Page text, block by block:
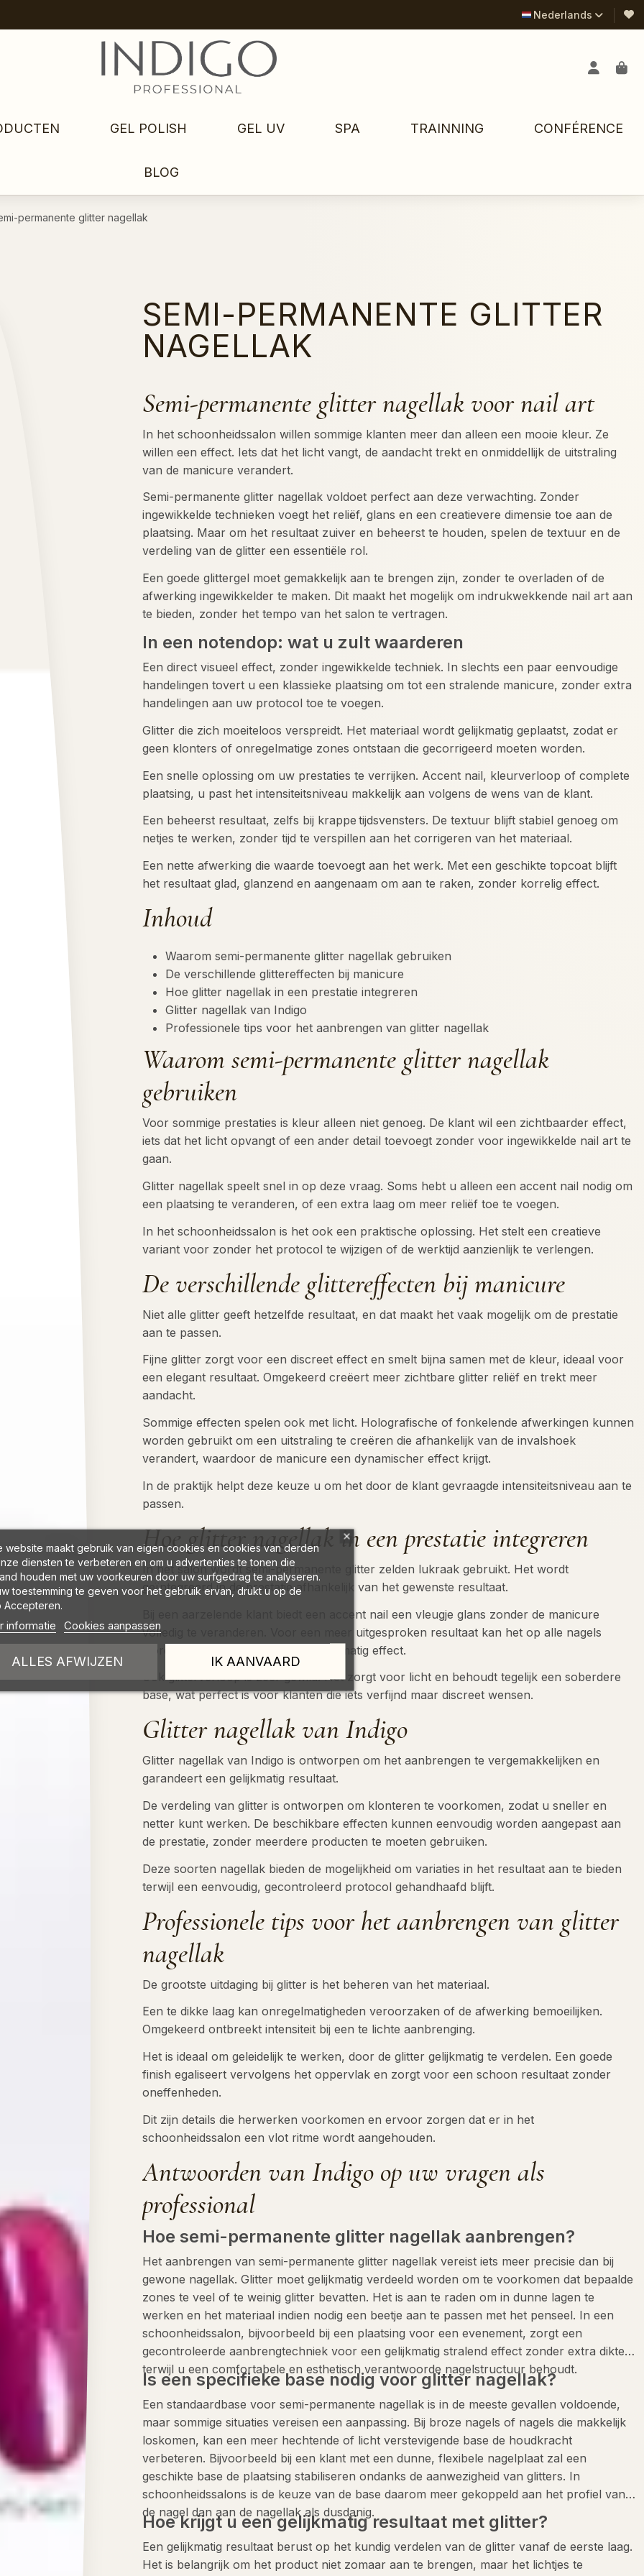
Nederlands
GEL POLISH GEL UV SPA TRAINNING CONFÉRENCE
BLOG
permanente glitter nagellak
SEMI-PERMANENTE GLITTER
NAGELLAK
Semi-permanente glitter nagellak voor nail art
In het schoonheidssalon willen sommige klanten meer dan alleen een mooie kleur. Ze
willen een effect. Iets dat het licht vangt, de aandacht trekt en onmiddellijk de uitstraling
van de manicure verandert.
Semi-permanente glitter nagellak voldoet perfect aan deze verwachting. Zonder
ingewikkelde technieken voegt het reliëf, glans en een creatievere dimensie toe aan de
plaatsing. Maar om het resultaat zuiver en beheerst te houden, spelen de textuur en de
verdeling van de glitter een essentiële rol.
Een goede glittergel moet gemakkelijk aan te brengen zijn, zonder te overladen of de
afwerking ingewikkelder te maken. Dit maakt het mogelijk om indrukwekkende nail art aan
te bieden, zonder het tempo van het salon te vertragen.
In een notendop: wat u zult waarderen
Een direct visueel effect, zonder ingewikkelde techniek. In slechts een paar eenvoudige
handelingen tovert u een klassieke plaatsing om tot een stralende manicure, zonder extra
handelingen aan uw protocol toe te voegen.
Glitter die zich moeiteloos verspreidt. Het materiaal wordt gelijkmatig geplaatst, zodat er
geen klonters of onregelmatige zones ontstaan die gecorrigeerd moeten worden.
Een snelle oplossing om uw prestaties te verrijken. Accent nail, kleurverloop of complete
plaatsing, u past het intensiteitsniveau makkelijk aan volgens de wens van de klant.
Een beheerst resultaat, zelfs bij krappe tijdsvensters. De textuur blijft stabiel genoeg om
netjes te werken, zonder tijd te verspillen aan het corrigeren van het materiaal.
Een nette afwerking die waarde toevoegt aan het werk. Met een geschikte topcoat blijft
het resultaat glad, glanzend en aangenaam om aan te raken, zonder korrelig effect.
Inhoud
Waarom semi-permanente glitter nagellak gebruiken
De verschillende glittereffecten bij manicure
Hoe glitter nagellak in een prestatie integreren
Glitter nagellak van Indigo
Professionele tips voor het aanbrengen van glitter nagellak
Waarom semi-permanente glitter nagellak
gebruiken
Voor sommige prestaties is kleur alleen niet genoeg. De klant wil een zichtbaarder effect,
iets dat het licht opvangt of een ander detail toevoegt zonder voor ingewikkelde nail art te
gaan.
Glitter nagellak speelt snel in op deze vraag. Soms hebt u alleen een accent nail nodig om
een plaatsing te veranderen, of een extra laag om meer reliëf toe te voegen.
In het schoonheidssalon is het ook een praktische oplossing. Het stelt een creatieve
variant voor zonder het protocol te wijzigen of de werktijd aanzienlijk te verlengen.
De verschillende glittereffecten bij manicure
Niet alle glitter geeft hetzelfde resultaat, en dat maakt het vaak mogelijk om de prestatie
aan te passen.
Fijne glitter zorgt voor een discreet effect en smelt bijna samen met de kleur, ideaal voor
een elegant resultaat. Omgekeerd creëert meer zichtbare glitter reliëf en trekt meer
aandacht.
Sommige effecten spelen ook met licht. Holografische of fonkelende afwerkingen kunnen
worden gebruikt om een uitstraling te creëren die afhankelijk van de invalshoek
verandert, waardoor de manicure een dynamischer effect krijgt.
In de praktijk helpt deze keuze u om het door de klant gevraagde intensiteitsniveau aan te
passen.
Hoe glitter nagellak in een prestatie integreren
In het salon wordt semi-permanente glitter zelden lukraak gebruikt. Het wordt
geïntegreerd in de prestatie afhankelijk van het gewenste resultaat.
Bij een aarzelende klant biedt een accent nail een vleugje glans zonder de manicure
volledig te veranderen. Voor een meer uitgesproken resultaat kan het op alle nagels
worden aangebracht voor een gelijkmatig effect.
Ook glitterverloop is zeer gewild. Het zorgt voor licht en behoudt tegelijk een soberdere
base, wat perfect is voor klanten die iets verfijnd maar discreet wensen.
Glitter nagellak van Indigo
Glitter nagellak van Indigo is ontworpen om het aanbrengen te vergemakkelijken en
garandeert een gelijkmatig resultaat.
De verdeling van glitter is ontworpen om klonteren te voorkomen, zodat u sneller en
netter kunt werken. De beschikbare effecten kunnen eenvoudig worden aangepast aan
de prestatie, zonder meerdere producten te moeten gebruiken.
Deze soorten nagellak bieden de mogelijkheid om variaties in het resultaat aan te bieden
terwijl een eenvoudig, gecontroleerd protocol gehandhaafd blijft.
Professionele tips voor het aanbrengen van glitter
nagellak
De grootste uitdaging bij glitter is het beheren van het materiaal.
Een te dikke laag kan onregelmatigheden veroorzaken of de afwerking bemoeilijken.
Omgekeerd ontbreekt intensiteit bij een te lichte aanbrenging.
Het is ideaal om geleidelijk te werken, door de glitter gelijkmatig te verdelen. Een goede
finish egaliseert vervolgens het oppervlak en zorgt voor een schoon resultaat zonder
oneffenheden.
Dit zijn details die herwerken voorkomen en ervoor zorgen dat er in het
schoonheidssalon een vlot ritme wordt aangehouden.
Antwoorden van Indigo op uw vragen als
professional
Hoe semi-permanente glitter nagellak aanbrengen?
Het aanbrengen van semi-permanente glitter nagellak vereist iets meer precisie dan bij
gewone nagellak. Glitter moet gelijkmatig verdeeld worden om te voorkomen dat bepaalde
zones te veel of te weinig glitter bevatten. Het is aan te raden om in dunne lagen te
werken en het materiaal indien nodig een beetje aan te passen met het penseel. In een
schoonheidssalon, bijvoorbeeld bij een plaatsing voor een evenement, zorgt een
gecontroleerde aanbrengtechniek voor een gelijkmatig stralend effect zonder extra dikte,
terwijl u een comfortabele en esthetisch verantwoorde nagelstructuur behoudt.
Is een specifieke base nodig voor glitter nagellak?
Een standaardbase voor semi-permanente nagellak is in de meeste gevallen voldoende,
maar sommige situaties vereisen een aanpassing. Bij broze nagels of nagels die makkelijk
loskomen, kan een meer hechtende of licht verstevigende base de houdkracht
verbeteren. Bijvoorbeeld bij een klant met een dunne, flexibele nagelplaat zal een
geschikte base de plaatsing stabiliseren ondanks de aanwezigheid van glitters. In
schoonheidssalons is de keuze van de base daarom meer gekoppeld aan het profiel van
de nagel dan aan de nagellak als dusdanig.
Hoe krijgt u een gelijkmatig resultaat met glitter?
Een gelijkmatig resultaat berust op het kundig verdelen van de glitter vanaf de eerste laag.
Het is belangrijk om het product niet zomaar aan te brengen, maar het lichtjes te
website maakt gebruik van eigen cookies en cookies van derden
diensten te verbeteren en om u advertenties te tonen die
houden met uw voorkeuren door uw surfgedrag te analyseren.
toestemming te geven voor het gebruik ervan, drukt u op de
Accepteren.
informatie Cookies aanpassen
ALLES AFWIJZEN IK AANVAARD